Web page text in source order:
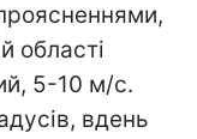
області
5-10 м/с.
вдень